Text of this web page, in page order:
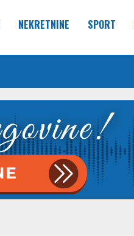
NEKRETNINE SPORT